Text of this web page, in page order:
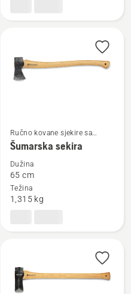
Pogledajte
više
detalja
Šumarska
Ručno kovane sjekire sa
drvenom drškom
Šumarska sekira
Dužina
65 cm
Težina
1,315 kg